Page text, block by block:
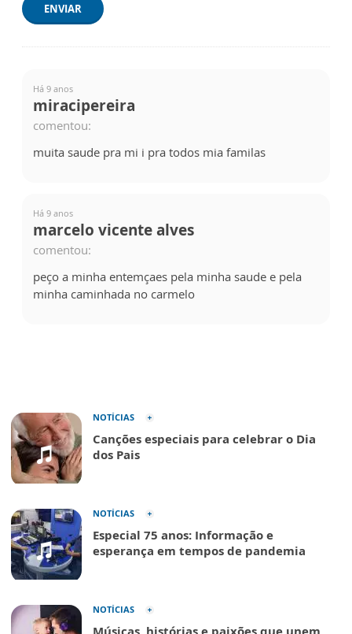
ENVIAR
Há 9 anos
miracipereira
comentou:
muita saude pra mi i pra todos mia familas
Há 9 anos
marcelo vicente alves
comentou:
peço a minha entemçaes pela minha saude e pela
minha caminhada no carmelo
NOTÍCIAS
Canções especiais para celebrar o Dia
dos Pais
NOTÍCIAS
Especial 75 anos: Informação e
esperança em tempos de pandemia
NOTÍCIAS
Músicas, histórias e paixões que unem